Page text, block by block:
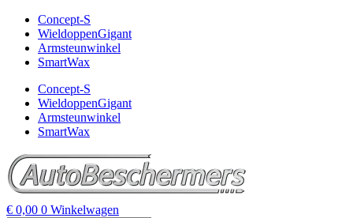
Concept-S
WieldoppenGigant
Armsteunwinkel
SmartWax
Concept-S
WieldoppenGigant
Armsteunwinkel
SmartWax
€ 0,00 0 Winkelwagen